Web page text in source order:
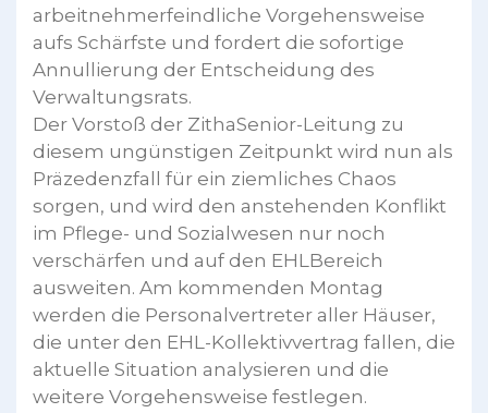
arbeitnehmerfeindliche Vorgehensweise
aufs Schärfste und fordert die sofortige
Annullierung der Entscheidung des
Verwaltungsrats.
Der Vorstoß der ZithaSenior-Leitung zu
diesem ungünstigen Zeitpunkt wird nun als
Präzedenzfall für ein ziemliches Chaos
sorgen, und wird den anstehenden Konflikt
im Pflege- und Sozialwesen nur noch
verschärfen und auf den EHLBereich
ausweiten. Am kommenden Montag
werden die Personalvertreter aller Häuser,
die unter den EHL-Kollektivvertrag fallen, die
aktuelle Situation analysieren und die
weitere Vorgehensweise festlegen.